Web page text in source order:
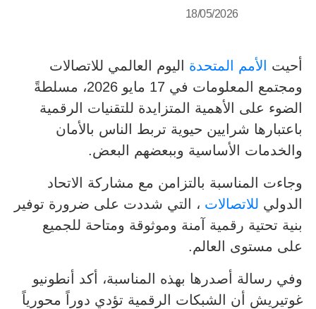
18/05/2026
أحيت الأمم المتحدة اليوم العالمي للاتصالات
ومجتمع المعلومات في 17 مايو 2026، مسلطةً
الضوء على الأهمية المتزايدة للتقنيات الرقمية
باعتبارها شرايين حيوية تربط الناس بالأمان
والخدمات الأساسية وببعضهم البعض.
وجاءت المناسبة بالتزامن مع مشاركة الاتحاد
الدولي للاتصالات ، التي شددت على ضرورة توفير
بنية تحتية رقمية آمنة وموثوقة ومتاحة للجميع
على مستوى العالم.
وفي رسالة أصدرها بهذه المناسبة، أكد أنطونيو
غوتيريش أن الشبكات الرقمية تؤدي دوراً محورياً